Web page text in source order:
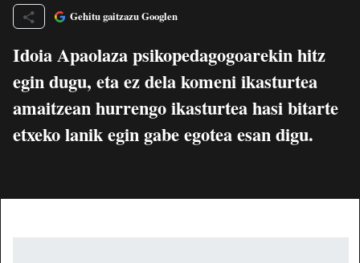
Gehitu gaitzazu Googlen
Idoia Apaolaza psikopedagogoarekin hitz
egin dugu, eta ez dela komeni ikasturtea
amaitzean hurrengo ikasturtea hasi bitarte
etxeko lanik egin gabe egotea esan digu.